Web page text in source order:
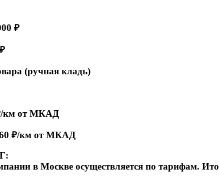
₽
(ручная кладь)
км от МКАД
60 ₽/км от МКАД
в Москве осуществляется по тарифам.